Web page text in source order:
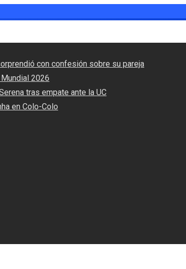
con confesión sobre su pareja
2026
tras empate ante la UC
en Colo-Colo